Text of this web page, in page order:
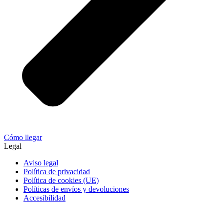
Cómo llegar
Legal
Aviso legal
Política de privacidad
Política de cookies (UE)
Políticas de envíos y devoluciones
Accesibilidad